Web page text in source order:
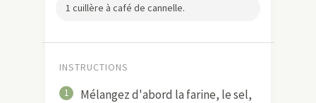
1 cuillère à café de cannelle.
INSTRUCTIONS
1
Mélangez d'abord la farine, le sel,